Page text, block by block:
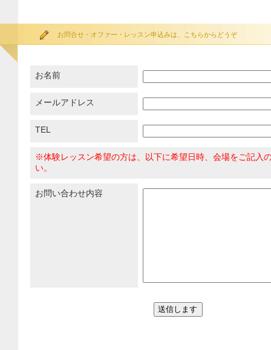
お問合せ・オファー・レッスン申込みは、こちらからどうぞ
お名前
メールアドレス
TEL
※体験レッスン希望の方は、以下に希望日時、会場をご記入
い。
お問い合わせ内容